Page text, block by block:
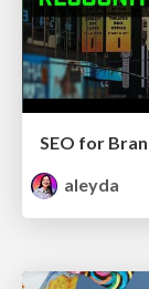
SEO for
aleyda